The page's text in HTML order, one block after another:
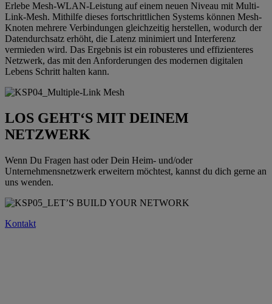
Erlebe Mesh-WLAN-Leistung auf einem neuen Niveau mit Multi-
Link-Mesh. Mithilfe dieses fortschrittlichen Systems können Mesh-
Knoten mehrere Verbindungen gleichzeitig herstellen, wodurch der
Datendurchsatz erhöht, die Latenz minimiert und Interferenz
vermieden wird. Das Ergebnis ist ein robusteres und effizienteres
Netzwerk, das mit den Anforderungen des modernen digitalen
Lebens Schritt halten kann.
LOS GEHT‘S MIT DEINEM
NETZWERK
Wenn Du Fragen hast oder Dein Heim- und/oder
Unternehmensnetzwerk erweitern möchtest, kannst du dich gerne an
uns wenden.
Kontakt